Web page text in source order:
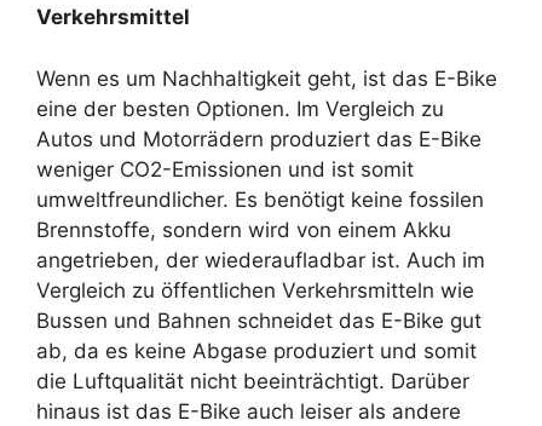
Verkehrsmittel
Wenn es um Nachhaltigkeit geht, ist das E-Bike
eine der besten Optionen. Im Vergleich zu
Autos und Motorrädern produziert das E-Bike
weniger CO2-Emissionen und ist somit
umweltfreundlicher. Es benötigt keine fossilen
Brennstoffe, sondern wird von einem Akku
angetrieben, der wiederaufladbar ist. Auch im
Vergleich zu öffentlichen Verkehrsmitteln wie
Bussen und Bahnen schneidet das E-Bike gut
ab, da es keine Abgase produziert und somit
die Luftqualität nicht beeinträchtigt. Darüber
hinaus ist das E-Bike auch leiser als andere